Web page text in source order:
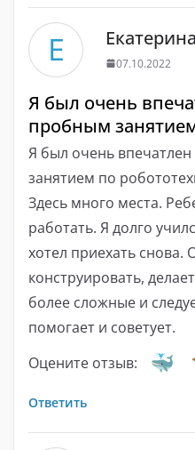
Е Екатерина
07.10.2022
Я был очень
пробным
Я был очень
занятием по
Здесь много места.
работать. Я долго
хотел приехать снова.
конструировать,
более сложные и
помогает и советует.
Оцените отзыв:
Ответить